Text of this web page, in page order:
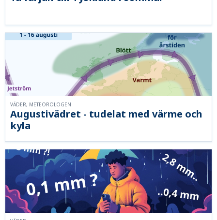
Augustivädret - tudelat med värme och
kyla
VÄDER, METEOROLOGEN